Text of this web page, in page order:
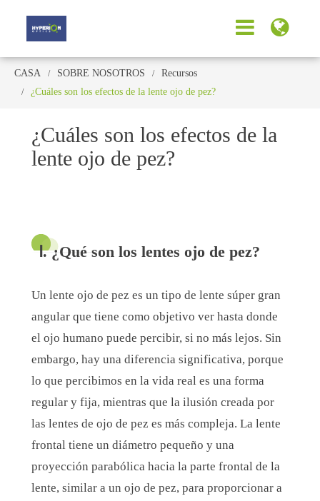
CASA SOBRE NOSOTROS
Recursos
¿Cuáles son los efectos de la lente ojo de pez?
¿Cuáles son los efectos de la
lente ojo de pez?
Ⅰ. ¿Qué son los lentes ojo de pez?
Un lente ojo de pez es un tipo de lente súper gran
angular que tiene como objetivo ver hasta donde
el ojo humano puede percibir, si no más lejos. Sin
embargo, hay una diferencia significativa, porque
lo que percibimos en la vida real es una forma
regular y fija, mientras que la ilusión creada por
las lentes de ojo de pez es más compleja. La lente
frontal tiene un diámetro pequeño y una
proyección parabólica hacia la parte frontal de la
lente, similar a un ojo de pez, para proporcionar a